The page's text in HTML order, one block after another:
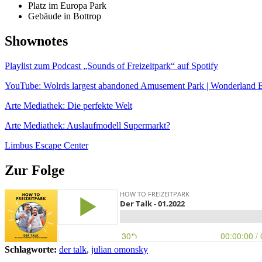
Platz im Europa Park
Gebäude in Bottrop
Shownotes
Playlist zum Podcast „Sounds of Freizeitpark“ auf Spotify
YouTube: Wolrds largest abandoned Amusement Park | Wonderland
Arte Mediathek: Die perfekte Welt
Arte Mediathek: Auslaufmodell Supermarkt?
Limbus Escape Center
Zur Folge
Schlagworte: der talk, julian omonsky